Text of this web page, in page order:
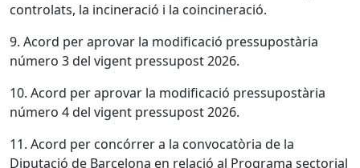
controlats, la incineració i la coincineració.
9. Acord per aprovar la modificació pressupostària
número 3 del vigent pressupost 2026.
10. Acord per aprovar la modificació pressupostària
número 4 del vigent pressupost 2026.
11. Acord per concórrer a la convocatòria de la
Diputació de Barcelona en relació al Programa sectorial